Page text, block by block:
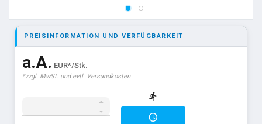
PREISINFORMATION UND VERFÜGBARKEIT
a.A. EUR*/Stk.
*zzgl. MwSt. und evtl. Versandkosten